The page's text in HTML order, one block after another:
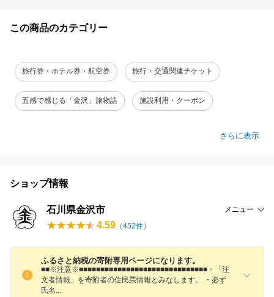
この商品のカテゴリー
旅行券・ホテル券・航空券 旅行・交通関連チケット
五感で感じる「金沢」旅物語 施設利用・クーポン
さらに表示
ショップ情報
石川県金沢市 メニュー
4.59 （452件）
ふるさと納税の寄附専用ページになります。
■■※注意※■■■■■■■■■■■■■■■■■■■■■■■■■■■■■■・「注
文者情報」を寄附者の住民票情報とみなします。 ・必ず
氏名